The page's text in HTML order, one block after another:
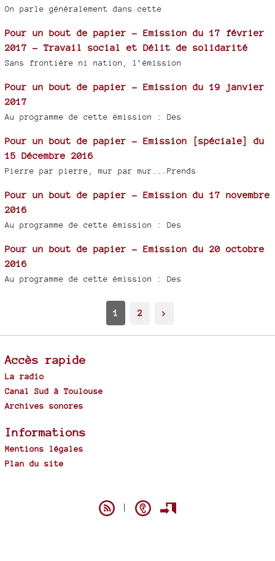
On parle généralement dans cette
Pour un bout de papier - Emission du 17 février
2017 - Travail social et Délit de solidarité
Sans frontière ni nation, l’émission
Pour un bout de papier - Emission du 19 janvier
2017
Au programme de cette émission : Des
Pour un bout de papier - Emission [spéciale] du
15 Décembre 2016
Pierre par pierre, mur par mur...Prends
Pour un bout de papier - Emission du 17 novembre
2016
Au programme de cette émission : Des
Pour un bout de papier - Emission du 20 octobre
2016
Au programme de cette émission : Des
1 2 >
Accès rapide
La radio
Canal Sud à Toulouse
Archives sonores
Informations
Mentions légales
Plan du site
|